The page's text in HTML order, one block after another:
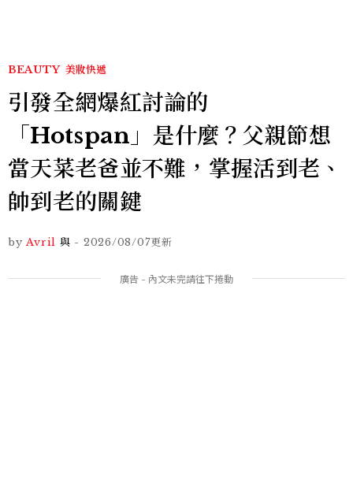
BEAUTY 美妝快遞
引發全網爆紅討論的
「Hotspan」是什麼？父親節想
當天菜老爸並不難，掌握活到老、
帥到老的關鍵
by Avril 與 - 2026/08/07更新